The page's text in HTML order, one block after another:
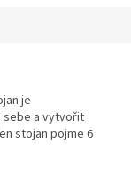
je
sebe a vytvořit
stojan pojme 6